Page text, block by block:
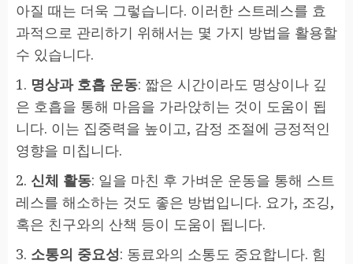
아질 때는 더욱 그렇습니다. 이러한 스트레스를 효
과적으로 관리하기 위해서는 몇 가지 방법을 활용할
수 있습니다.
1. 명상과 호흡 운동: 짧은 시간이라도 명상이나 깊
은 호흡을 통해 마음을 가라앉히는 것이 도움이 됩
니다. 이는 집중력을 높이고, 감정 조절에 긍정적인
영향을 미칩니다.
2. 신체 활동: 일을 마친 후 가벼운 운동을 통해 스트
레스를 해소하는 것도 좋은 방법입니다. 요가, 조깅,
혹은 친구와의 산책 등이 도움이 됩니다.
3. 소통의 중요성: 동료와의 소통도 중요합니다. 힘